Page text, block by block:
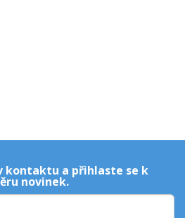
kontaktu a přihlaste se k
novinek.